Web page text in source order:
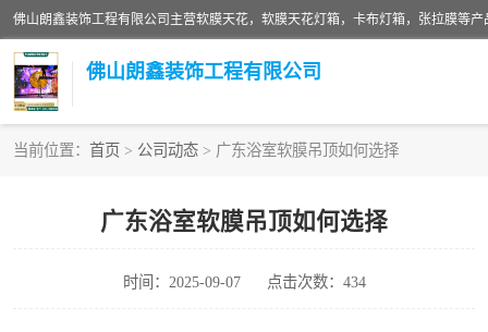
佛山朗鑫装饰工程有限公司
当前位置： 首页 > 公司动态 > 广东浴室软膜吊顶如何选择
广东浴室软膜吊顶如何选择
时间：2025-09-07 点击次数：434